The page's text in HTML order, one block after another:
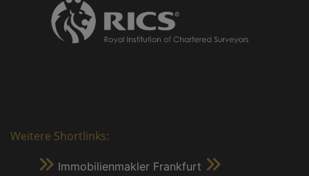
Weitere Shortlinks:
Immobilienmakler Frankfurt